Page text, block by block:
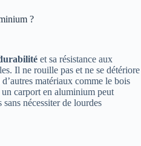
?
et sa résistance aux
Il ne rouille pas et ne se détériore
matériaux comme le bois
carport en aluminium peut
nécessiter de lourdes